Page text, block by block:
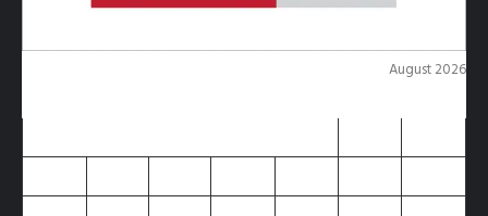
August 2026